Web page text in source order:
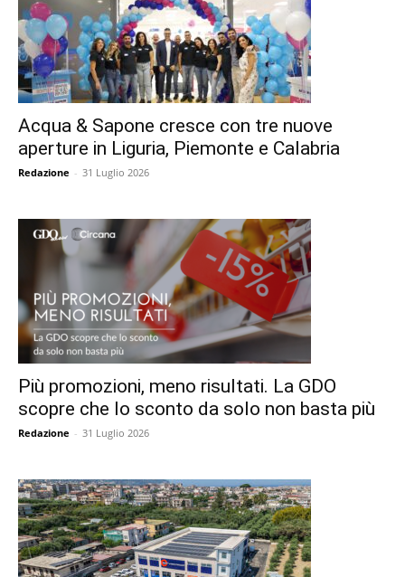
Acqua & Sapone cresce con tre nuove
aperture in Liguria, Piemonte e Calabria
Redazione - 31 Luglio 2026
Più promozioni, meno risultati. La GDO
scopre che lo sconto da solo non basta più
Redazione - 31 Luglio 2026